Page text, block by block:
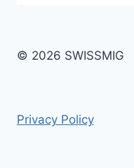
© 2026 SWISSMIG
Privacy Policy